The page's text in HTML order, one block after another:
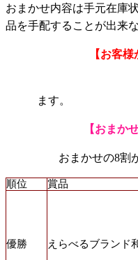
おまかせ内容は手元在庫
品を手配することが出来
【お客様
全商品を食
ます。
【おまか
おまかせの8割
順位 賞品
優勝 えらべるブランド